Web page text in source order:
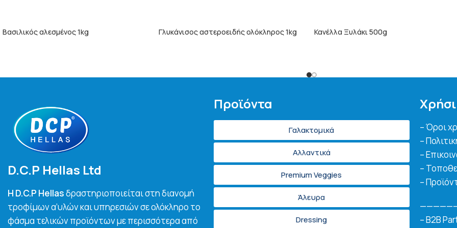
Βασιλικός αλεσμένος 1kg Γλυκάνισος αστεροειδής ολόκληρος 1kg Κανέλλα Ξυλάκι 500g
D.C.P Hellas Ltd
H D.C.P Hellasδραστηριοποιείται στη διανομή
τροφίμων α’υλών και υπηρεσιών σε ολόκληρο το
φάσμα τελικών προϊόντων με περισσότερα από
Προϊόντα
Γαλακτομικά
Αλλαντικά
Premium Veggies
Άλευρα
Dressing
– Όροι
–
–
–
–
– B2B